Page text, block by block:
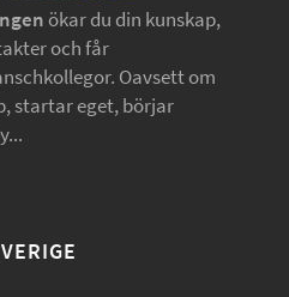
ökar du din kunskap,
och får
Oavsett om
startar eget, börjar